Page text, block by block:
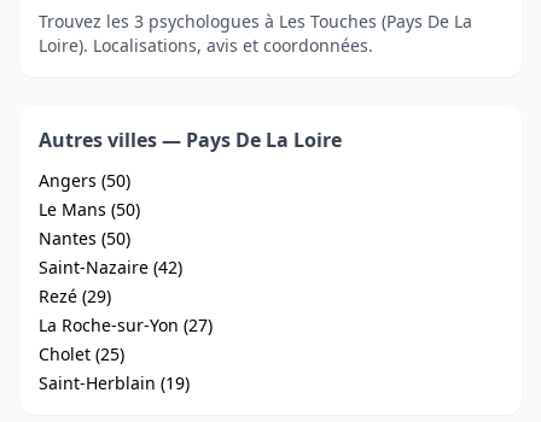
Trouvez les 3 psychologues à Les Touches (Pays De La
Loire). Localisations, avis et coordonnées.
Autres villes — Pays De La Loire
Angers (50)
Le Mans (50)
Nantes (50)
Saint-Nazaire (42)
Rezé (29)
La Roche-sur-Yon (27)
Cholet (25)
Saint-Herblain (19)